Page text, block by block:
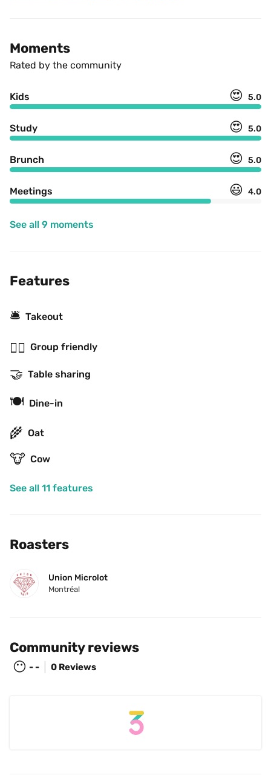
Moments
Rated by the community
Kids 😍 5.0
Study 😍 5.0
Brunch 😍 5.0
Meetings 😃 4.0
See all 9 moments
Features
🛎 Takeout
👯‍♂️ Group friendly
🤝 Table sharing
🍽 Dine-in
🌾 Oat
🐮 Cow
See all 11 features
Roasters
Union Microlot
Montréal
Community reviews
😶 - - 0 Reviews